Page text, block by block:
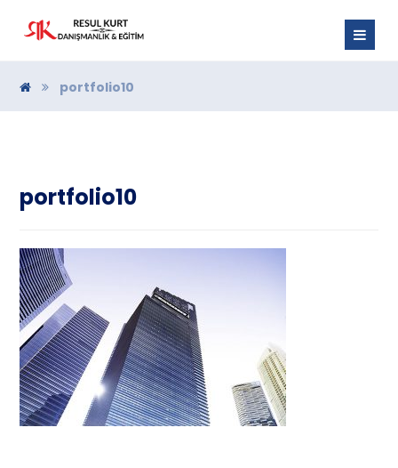
portfolio10
portfolio10